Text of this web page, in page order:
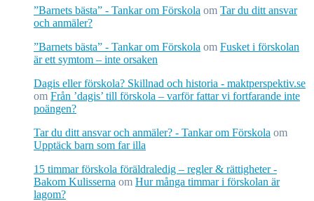
”Barnets bästa” - Tankar om Förskola om Tar du ditt ansvar
och anmäler?
”Barnets bästa” - Tankar om Förskola om Fusket i förskolan
är ett symtom – inte orsaken
Dagis eller förskola? Skillnad och historia - maktperspektiv.se
om Från ’dagis’ till förskola – varför fattar vi fortfarande inte
poängen?
Tar du ditt ansvar och anmäler? - Tankar om Förskola om
Upptäck barn som far illa
15 timmar förskola föräldraledig – regler & rättigheter -
Bakom Kulisserna om Hur många timmar i förskolan är
lagom?